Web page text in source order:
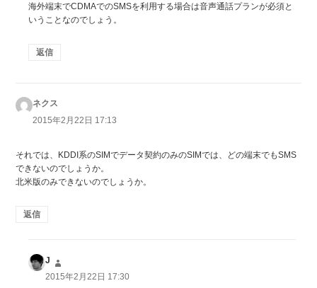
海外端末でCDMAでのSMSを利用する場合は音声通話プランが必須と
いうことなのでしょう。
返信
ネクス
り:
2015年2月22日 17:13
それでは、KDDI系のSIMでデータ契約のみのSIMでは、どの端末でもSMS
できないのでしょうか。
北米版のみできないのでしょうか。
返信
J
り:
2015年2月22日 17:30